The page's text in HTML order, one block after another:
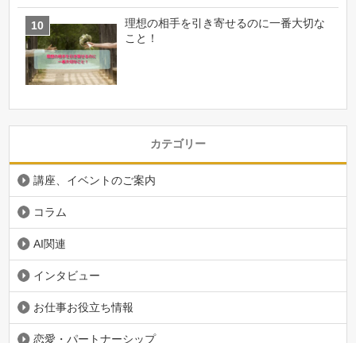
理想の相手を引き寄せるのに一番大切な
こと！
カテゴリー
講座、イベントのご案内
コラム
AI関連
インタビュー
お仕事お役立ち情報
恋愛・パートナーシップ